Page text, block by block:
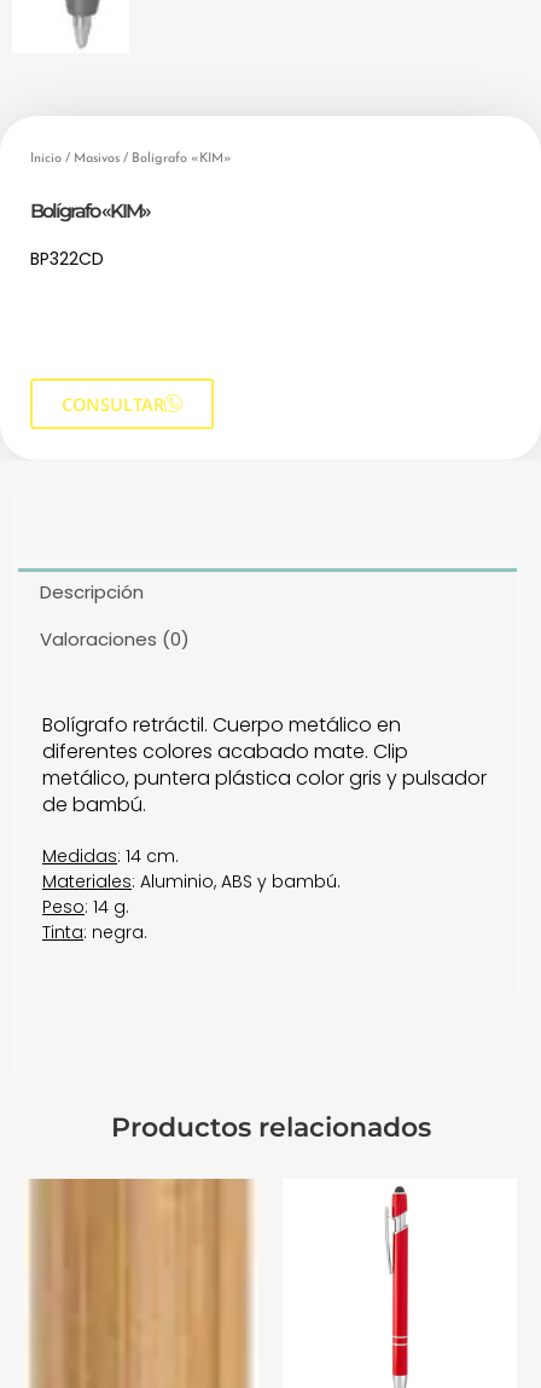
Inicio / Masivos / Bolígrafo «KIM»
Bolígrafo «KIM»
BP322CD
CONSULTAR
Descripción
Valoraciones (0)
Bolígrafo retráctil. Cuerpo metálico en
diferentes colores acabado mate. Clip
metálico, puntera plástica color gris y pulsador
de bambú.
Medidas: 14 cm.
Materiales: Aluminio, ABS y bambú.
Peso: 14 g.
Tinta: negra.
Productos relacionados